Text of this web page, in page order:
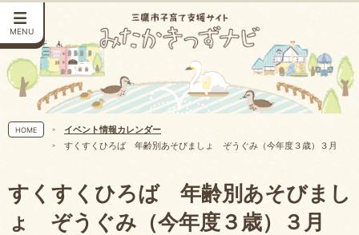
MENU
HOME
イベント情報カレンダー
すくすくひろば 年齢別あそびましょ ぞうぐみ（今年度３歳）３月
すくすくひろば 年齢別あそびまし
ょ ぞうぐみ（今年度３歳）３月